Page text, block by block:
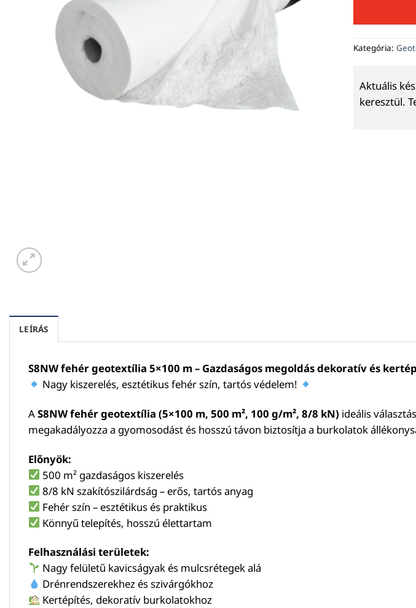
Kategória:
Aktuális
keresztül.
LEÍRÁS
S8NW fehér geotextília 5×100 m – Gazdaságos megoldás dekoratív és
Nagy kiszerelés, esztétikus fehér szín, tartós védelem!
AS8NW fehér geotextília (5×100 m, 500 m², 100 g/m², 8/8 kN) ideális
megakadályozza a gyomosodást és hosszú távon biztosítja a burkolatok
Előnyök:
500 m² gazdaságos kiszerelés
8/8 kN szakítószilárdság – erős, tartós anyag
Fehér szín – esztétikus és praktikus
Könnyű telepítés, hosszú élettartam
Felhasználási területek:
Nagy felületű kavicságyak és mulcsrétegek alá
Drénrendszerekhez és szivárgókhoz
Kertépítés, dekoratív burkolatokhoz